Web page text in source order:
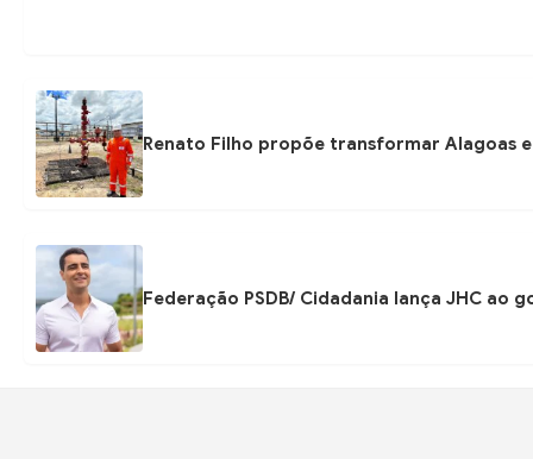
Renato Filho propõe transformar Alagoas
Federação PSDB/ Cidadania lança JHC ao